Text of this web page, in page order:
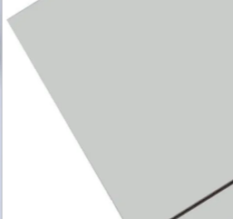
ONS
FABRIEKSTOUR